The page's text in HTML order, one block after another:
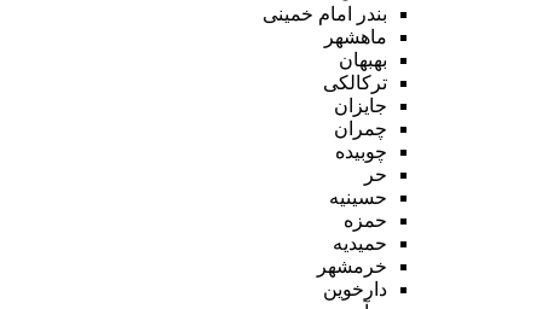
بندر امام خمینی
ماهشهر
بهبهان
ترکالکی
جایزان
چمران
چوبیده
حر
حسینیه
حمزه
حمیدیه
خرمشهر
دارخوین